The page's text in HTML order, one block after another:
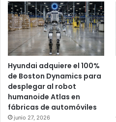
Hyundai adquiere el 100%
de Boston Dynamics para
desplegar al robot
humanoide Atlas en
fábricas de automóviles
junio 27, 2026